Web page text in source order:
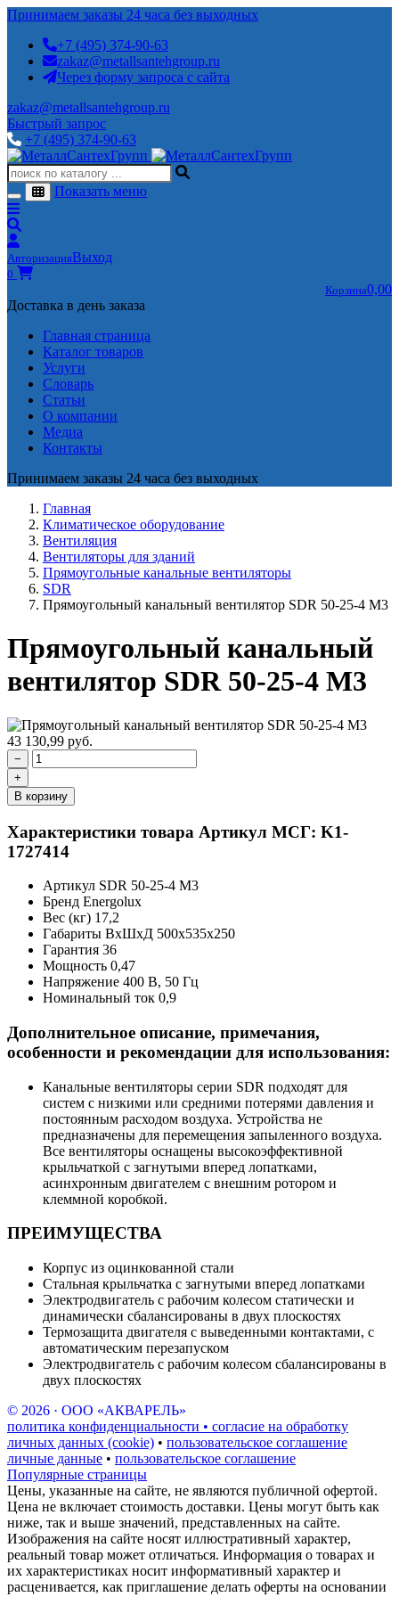
Принимаем заказы 24 часа без выходных
+7 (495) 374-90-63
zakaz@metallsantehgroup.ru
Через форму запроса с сайта
zakaz@metallsantehgroup.ru
Быстрый запрос
+7 (495) 374-90-63
Показать меню
АвторизацияВыход
0
Корзина0,00
Доставка в день заказа
Главная страница
Каталог товаров
Услуги
Словарь
Статьи
О компании
Медиа
Контакты
Принимаем заказы 24 часа без выходных
Главная
Климатическое оборудование
Вентиляция
Вентиляторы для зданий
Прямоугольные канальные вентиляторы
SDR
Прямоугольный канальный вентилятор SDR 50-25-4 M3
Прямоугольный канальный
вентилятор SDR 50-25-4 M3
43 130,99 руб.
−
+
В корзину
Характеристики товара Артикул МСГ: K1-
1727414
Артикул SDR 50-25-4 M3
Бренд Energolux
Вес (кг) 17,2
Габариты ВхШхД 500x535x250
Гарантия 36
Мощность 0,47
Напряжение 400 В, 50 Гц
Номинальный ток 0,9
Дополнительное описание, примечания,
особенности и рекомендации для использования:
Канальные вентиляторы серии SDR подходят для
систем с низкими или средними потерями давления и
постоянным расходом воздуха. Устройства не
предназначены для перемещения запыленного воздуха.
Все вентиляторы оснащены высокоэффективной
крыльчаткой с загнутыми вперед лопатками,
асинхронным двигателем с внешним ротором и
клеммной коробкой.
ПРЕИМУЩЕСТВА
Корпус из оцинкованной стали
Стальная крыльчатка с загнутыми вперед лопатками
Электродвигатель с рабочим колесом статически и
динамически сбалансированы в двух плоскостях
Термозащита двигателя с выведенными контактами, с
автоматическим перезапуском
Электродвигатель с рабочим колесом сбалансированы в
двух плоскостях
© 2026 · ООО «АКВАРЕЛЬ»
политика конфиденциальности • согласие на обработку
личных данных (cookie) • пользовательское соглашение
личные данные • пользовательское соглашение
Популярные страницы
Цены, указанные на сайте, не являются публичной офертой.
Цена не включает стоимость доставки. Цены могут быть как
ниже, так и выше значений, представленных на сайте.
Изображения на сайте носят иллюстративный характер,
реальный товар может отличаться. Информация о товарах и
их характеристиках носит информативный характер и
расценивается, как приглашение делать оферты на основании